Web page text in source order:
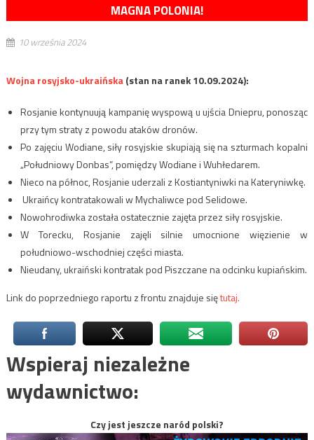
MAGNA POLONIA!
10 września 2024
Wojna rosyjsko-ukraińska(stan na ranek 10.09.2024):
Rosjanie kontynuują kampanię wyspową u ujścia Dniepru, ponosząc
przy tym straty z powodu ataków dronów.
Po zajęciu Wodiane, siły rosyjskie skupiają się na szturmach kopalni
„Południowy Donbas”, pomiędzy Wodiane i Wuhłedarem.
Nieco na północ, Rosjanie uderzali z Kostiantyniwki na Kateryniwkę.
Ukraińcy kontratakowali w Mychaliwce pod Selidowe.
Nowohrodiwka została ostatecznie zajęta przez siły rosyjskie.
W Torecku, Rosjanie zajęli silnie umocnione więzienie w
południowo-wschodniej części miasta.
Nieudany, ukraiński kontratak pod Piszczane na odcinku kupiańskim.
Link do poprzedniego raportu z frontu znajduje siętutaj.
Wspieraj niezależne
wydawnictwo:
Czy jest jeszcze naród polski?